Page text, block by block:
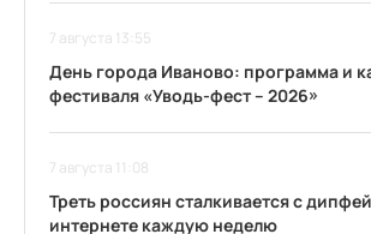
7 августа 13:55
День города Иваново: программа и
фестиваля «Уводь-фест – 2026»
7 августа 11:08
Треть россиян сталкивается с
интернете каждую неделю